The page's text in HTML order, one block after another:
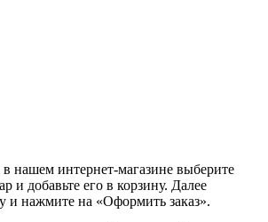
нашем интернет-магазине выберите
и добавьте его в корзину. Далее
и нажмите на «Оформить заказ».